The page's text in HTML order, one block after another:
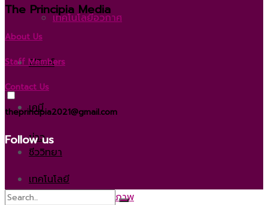
เทคโนโลยีอวกาศ
ฟิสิกส์
เคมี
ชีววิทยา
วิทยาศาสตร์สุขภาพ
ข่าว
เทคโนโลยี
The Principia Media
About Us
Staff Members
Contact Us
theprincipia2021@gmail.com
Follow us